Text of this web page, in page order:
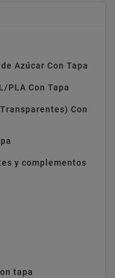
Azúcar Con Tapa
PLA Con Tapa
Con
y complementos
tapa